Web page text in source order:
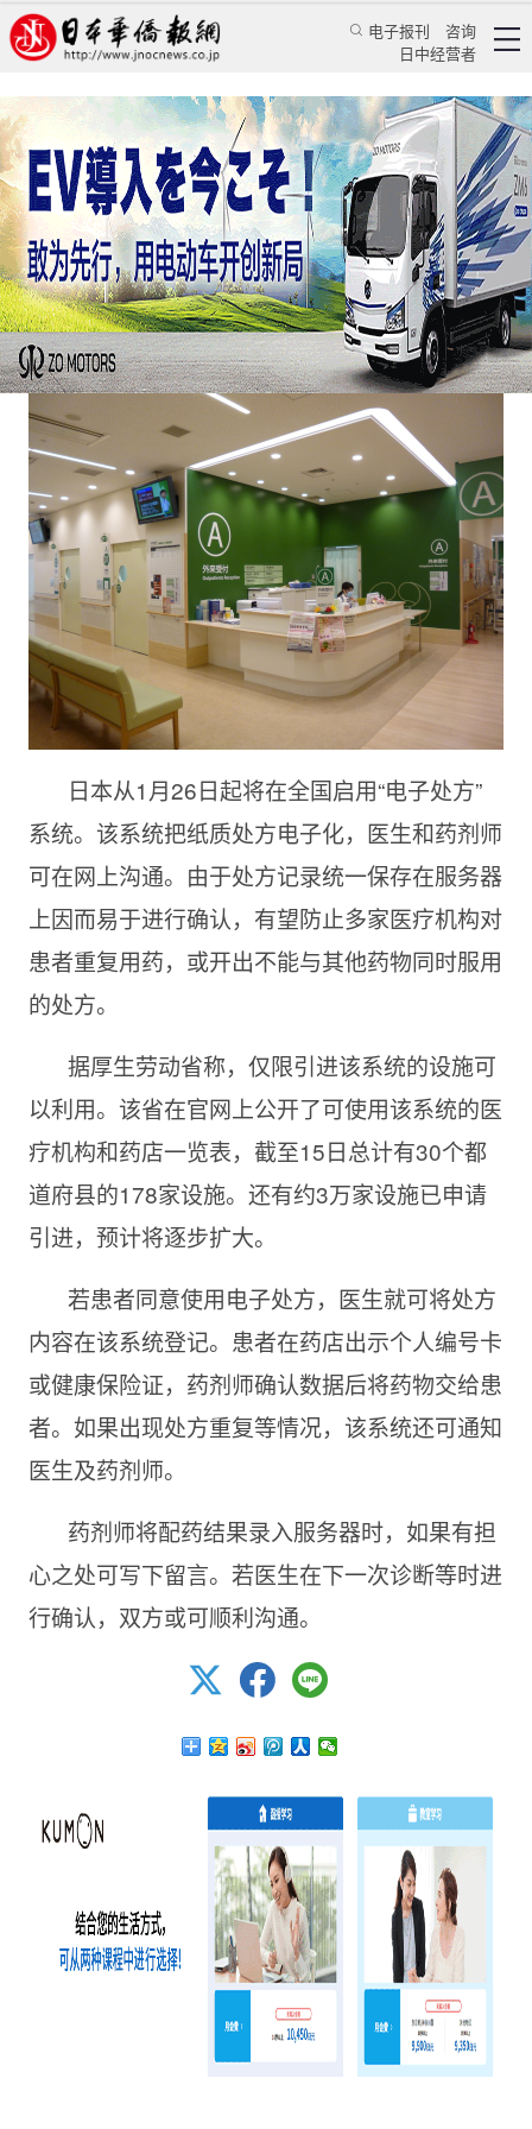
电子报刊
咨询
日中经营者
日本全国1月26日起启用电子处方系统
王琴 日本新闻 社会观察
日本华侨报 2023/1/23 10:57:15
日本从1月26日起将在全国启用“电子处方”
系统。该系统把纸质处方电子化，医生和药剂师
可在网上沟通。由于处方记录统一保存在服务器
上因而易于进行确认，有望防止多家医疗机构对
患者重复用药，或开出不能与其他药物同时服用
的处方。
据厚生劳动省称，仅限引进该系统的设施可
以利用。该省在官网上公开了可使用该系统的医
疗机构和药店一览表，截至15日总计有30个都
道府县的178家设施。还有约3万家设施已申请
引进，预计将逐步扩大。
若患者同意使用电子处方，医生就可将处方
内容在该系统登记。患者在药店出示个人编号卡
或健康保险证，药剂师确认数据后将药物交给患
者。如果出现处方重复等情况，该系统还可通知
医生及药剂师。
药剂师将配药结果录入服务器时，如果有担
心之处可写下留言。若医生在下一次诊断等时进
行确认，双方或可顺利沟通。